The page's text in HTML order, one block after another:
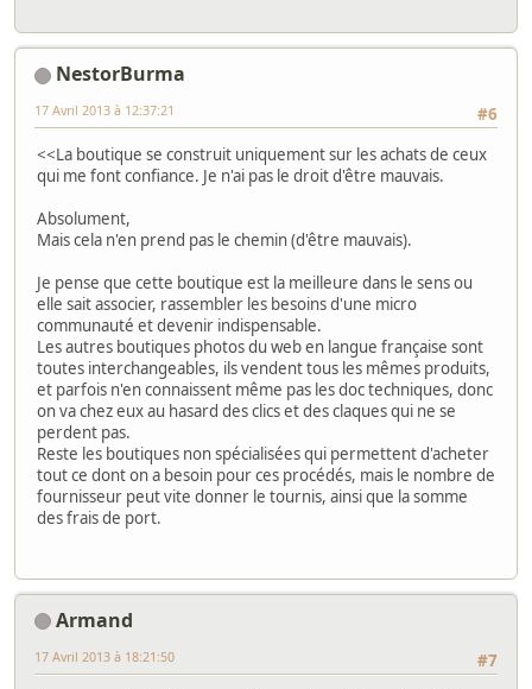
NestorBurma
#6
17 Avril 2013 à 12:37:21
<<La boutique se construit uniquement sur les achats de ceux
qui me font confiance. Je n'ai pas le droit d'être mauvais.
Absolument,
Mais cela n'en prend pas le chemin (d'être mauvais).
Je pense que cette boutique est la meilleure dans le sens ou
elle sait associer, rassembler les besoins d'une micro
communauté et devenir indispensable.
Les autres boutiques photos du web en langue française sont
toutes interchangeables, ils vendent tous les mêmes produits,
et parfois n'en connaissent même pas les doc techniques, donc
on va chez eux au hasard des clics et des claques qui ne se
perdent pas.
Reste les boutiques non spécialisées qui permettent d'acheter
tout ce dont on a besoin pour ces procédés, mais le nombre de
fournisseur peut vite donner le tournis, ainsi que la somme
des frais de port.
Armand
#7
17 Avril 2013 à 18:21:50